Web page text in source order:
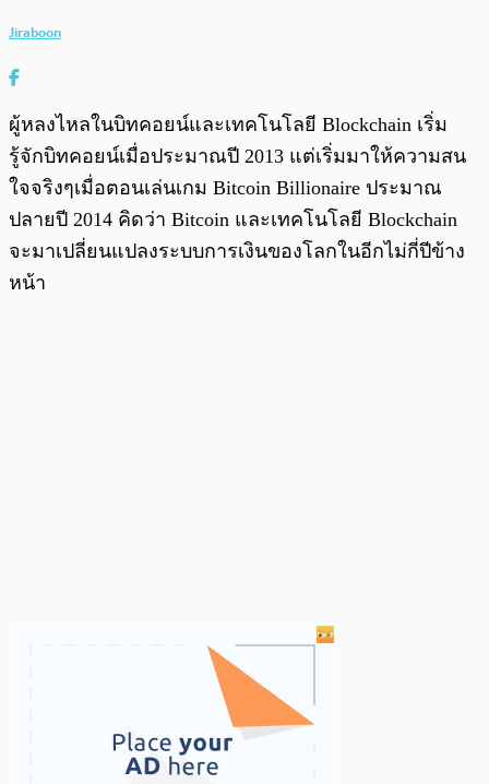
Jiraboon
ผู้หลงไหลในบิทคอยน์และเทคโนโลยี Blockchain เริ่ม
รู้จักบิทคอยน์เมื่อประมาณปี 2013 แต่เริ่มมาให้ความสน
ใจจริงๆเมื่อตอนเล่นเกม Bitcoin Billionaire ประมาณ
ปลายปี 2014 คิดว่า Bitcoin และเทคโนโลยี Blockchain
จะมาเปลี่ยนแปลงระบบการเงินของโลกในอีกไม่กี่ปีข้าง
หน้า